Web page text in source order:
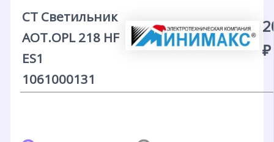
CT Светильник
AOT.OPL 218 HF
ES1
1061000131
₽